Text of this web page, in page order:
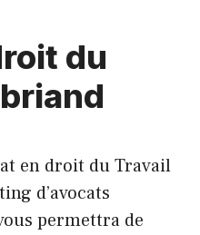
du
en droit du Travail
d’avocats
permettra de